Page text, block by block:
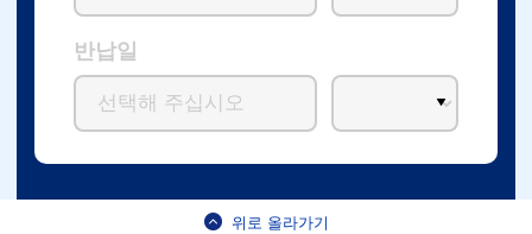
반납일
위로 올라가기